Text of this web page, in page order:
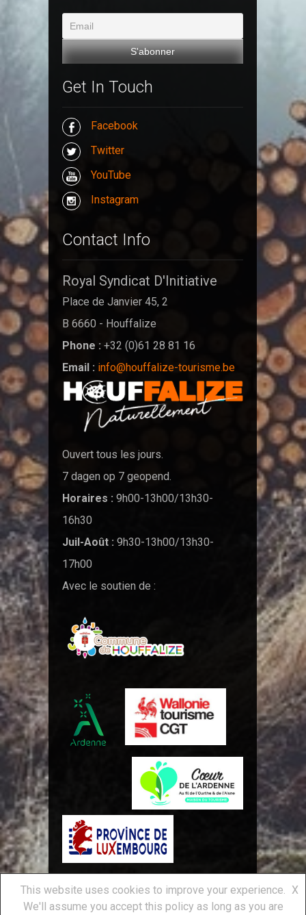
Get In Touch
Facebook
Twitter
YouTube
Instagram
Contact Info
Royal Syndicat D'Initiative
Place de Janvier 45, 2
B 6660 - Houffalize
Phone : +32 (0)61 28 81 16
Email : info@houffalize-tourisme.be
Ouvert tous les jours.
7 dagen op 7 geopend.
Horaires : 9h00-13h00/13h30-
16h30
Juil-Août : 9h30-13h00/13h30-
17h00
Avec le soutien de :
Royal Syndicat d'Initiative
This website uses cookies to improve your experience.
We'll assume you accept this policy as long as you are
X